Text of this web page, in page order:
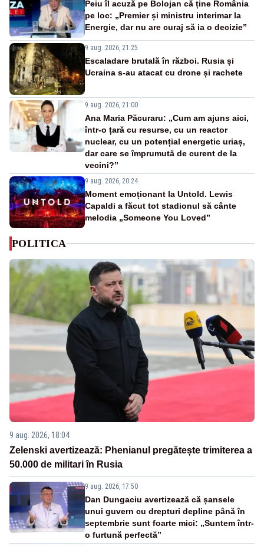
Peiu îl acuză pe Bolojan că ține România
pe loc: „Premier și ministru interimar la
Energie, dar nu are curaj să ia o decizie”
9 aug. 2026, 21:25
Escaladare brutală în război. Rusia și
Ucraina s-au atacat cu drone și rachete
9 aug. 2026, 21:00
Ana Maria Păcuraru: „Cum am ajuns aici,
într-o țară cu resurse, cu un reactor
nuclear, cu un potențial energetic uriaș,
dar care se împrumută de curent de la
vecini?”
9 aug. 2026, 20:24
Moment emoționant la Untold. Lewis
Capaldi a făcut tot stadionul să cânte
melodia „Someone You Loved”
POLITICA
9 aug. 2026, 18:04
Zelenski avertizează: Phenianul pregătește trimiterea a
50.000 de militari în Rusia
9 aug. 2026, 17:50
Dan Dungaciu avertizează că șansele
unui guvern cu drepturi depline până în
septembrie sunt foarte mici: „Suntem într-
o furtună perfectă”